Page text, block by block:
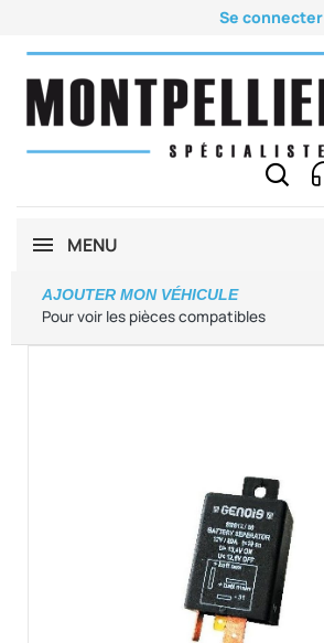
Se connecter
MENU
Pour voir les pièces compatibles
AJOUTER MON VÉHICULE